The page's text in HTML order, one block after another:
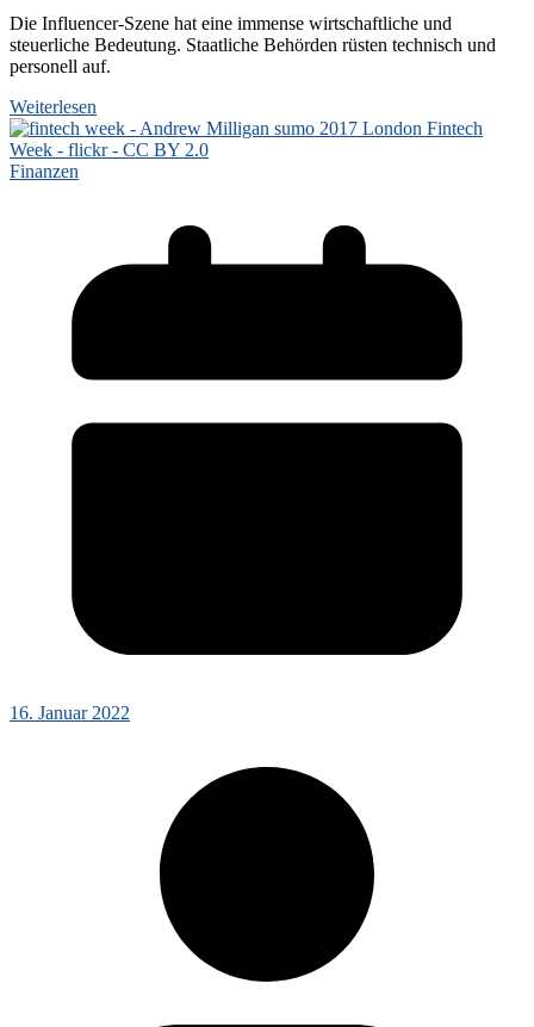
Die Influencer-Szene hat eine immense wirtschaftliche und
steuerliche Bedeutung. Staatliche Behörden rüsten technisch und
personell auf.
Weiterlesen
Finanzen
16. Januar 2022